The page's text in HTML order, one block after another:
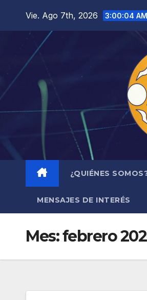
contenido
Vie. Ago 7th, 2026 3:00:05 AM
¿QUIÉNES
MENSAJES DE INTERÉS
Mes:febrero